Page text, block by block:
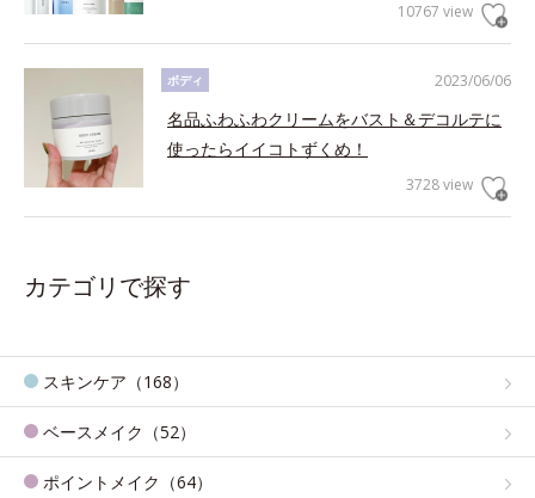
10767 view
2023/06/06
ボディ
名品ふわふわクリームをバスト＆デコルテに
使ったらイイコトずくめ！
3728 view
カテゴリで探す
スキンケア（168）
ベースメイク（52）
ポイントメイク（64）